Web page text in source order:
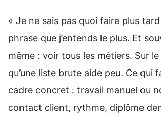
« Je ne sais pas quoi faire plus
phrase que j’entends le plus. Et
même : voir tous les métiers. Sur
qu’une liste brute aide peu. Ce qui
cadre concret : travail manuel ou
contact client, rythme, diplôme